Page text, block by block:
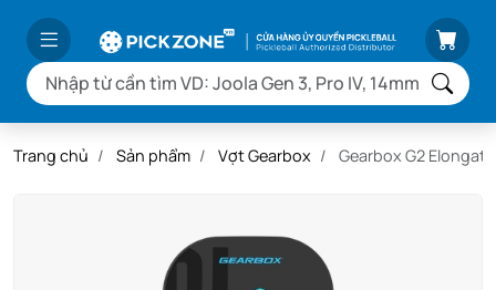
Trang chủ Sản phẩm Vợt Gearbox Gearbox G2